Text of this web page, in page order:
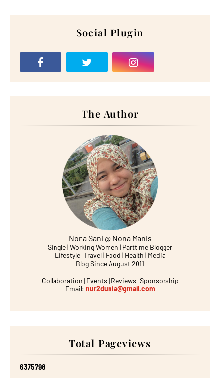
Social Plugin
The Author
Nona Sani @ Nona Manis
Single | Working Women | Parttime Blogger
Lifestyle | Travel | Food | Health | Media
Blog Since August 2011
Collaboration | Events | Reviews | Sponsorship
Email: nur2dunia@gmail.com
Total Pageviews
6375798